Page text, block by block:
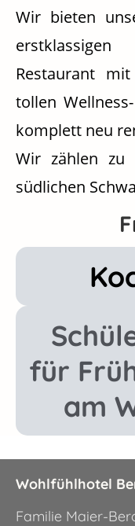
Wir bieten
Restaurant
tollen
komplett neu
Wir zählen zu
südlichen
für
am
Wohlfühlhotel
Familie Maier-